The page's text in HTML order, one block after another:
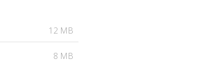
12 MB
8 MB